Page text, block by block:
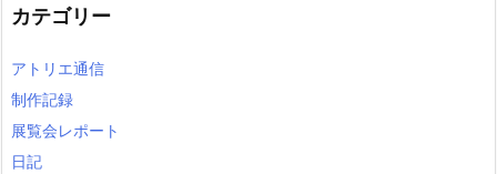
ブ
カテゴリー
アトリエ通信
制作記録
展覧会レポート
日記